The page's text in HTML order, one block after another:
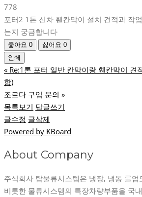
778
포터2 1톤 신차 휀칸막이 설치 견적과 작
는지 궁금합니다
좋아요 0 싫어요 0
인쇄
« Re:1톤 포터 일반 칸막이랑 휀칸막이 견
함)
조르다 구입 문의 »
목록보기 답글쓰기
글수정 글삭제
Powered by KBoard
About Company
주식회사 탑물류시스템은 냉장, 냉동 롤
비롯한 물류시스템의 특장차량부품을 국